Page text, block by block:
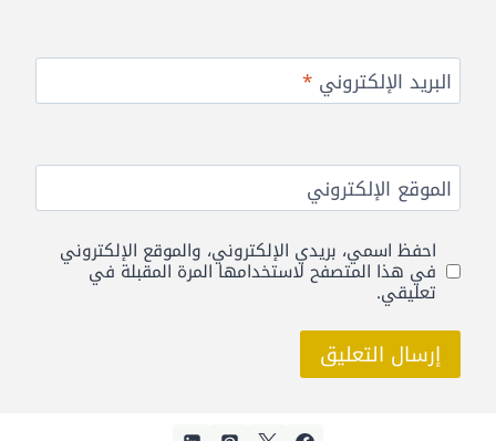
البريد الإلكتروني*
الموقع الإلكتروني
احفظ اسمي، بريدي الإلكتروني، والموقع الإلكتروني
في هذا المتصفح لاستخدامها المرة المقبلة في
تعليقي.